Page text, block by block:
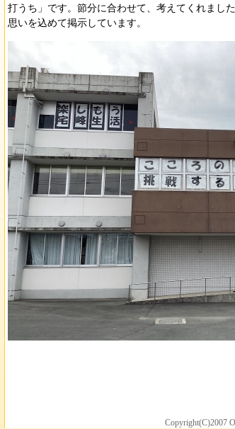
打うち」です。節分に合わせて、考えてくれまし
思いを込めて掲示しています。
Copyright(C)2007